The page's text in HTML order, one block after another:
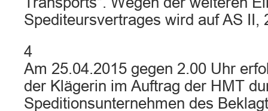
Spediteursvertrages wird auf AS II,
4
Am 25.04.2015 gegen 2.00 Uhr
der Klägerin im Auftrag der HMT
Speditionsunternehmen des